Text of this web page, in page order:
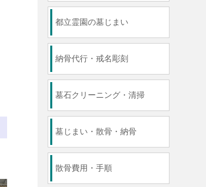
都立霊園の墓じまい
納骨代行・戒名彫刻
墓石クリーニング・清掃
墓じまい・散骨・納骨
散骨費用・手順